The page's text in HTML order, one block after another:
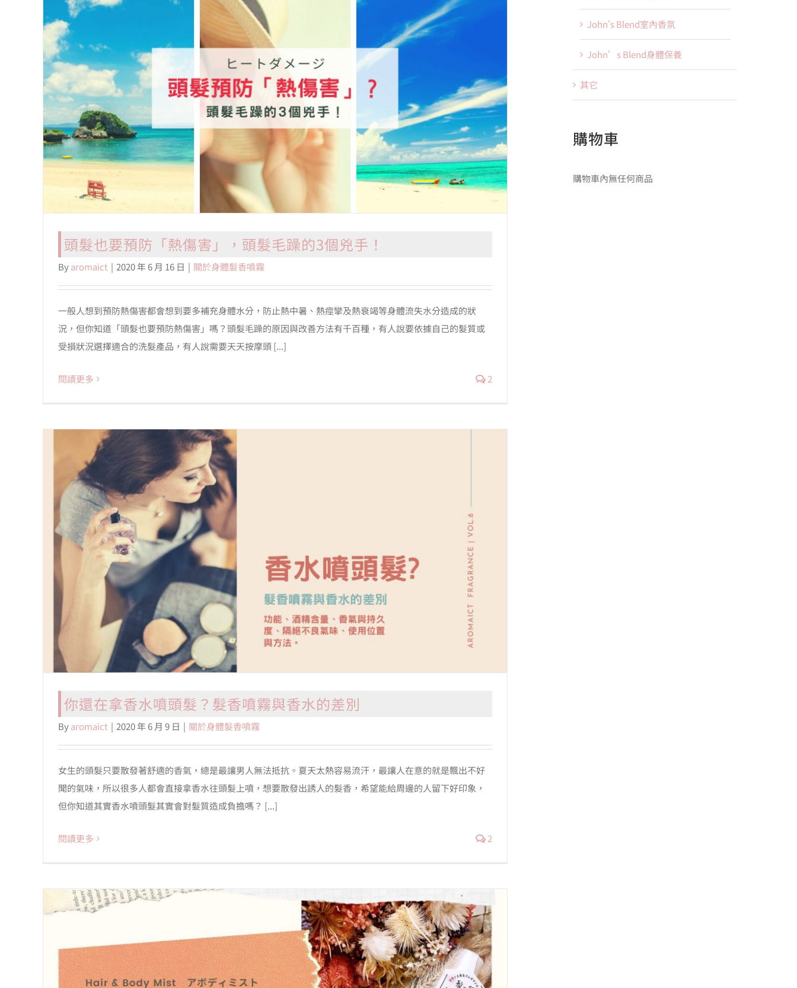
頭髮也要預防「熱傷害」，頭髮毛躁的3個兇手！
Byaromaict | 2020 年 6 月 16 日 | 關於身體髮香噴霧
一般人想到預防熱傷害都會想到要多補充身體水分，防止熱中暑、熱痙攣及熱衰竭等身體流失水分造成的狀
況，但你知道「頭髮也要預防熱傷害」嗎？頭髮毛躁的原因與改善方法有千百種，有人說要依據自己的髮質或
受損狀況選擇適合的洗髮產品，有人說需要天天按摩頭 [...]
閱讀更多 2
你還在拿香水噴頭髮？髮香噴霧與香水的差別
Byaromaict | 2020 年 6 月 9 日 | 關於身體髮香噴霧
女生的頭髮只要散發著舒適的香氣，總是最讓男人無法抵抗。夏天太熱容易流汗，最讓人在意的就是飄出不好
聞的氣味，所以很多人都會直接拿香水往頭髮上噴，想要散發出誘人的髮香，希望能給周邊的人留下好印象，
但你知道其實香水噴頭髮其實會對髮質造成負擔嗎？ [...]
閱讀更多 2
John's Blend室內香氛
John’s Blend身體保養
其它
購物車
購物車內無任何商品